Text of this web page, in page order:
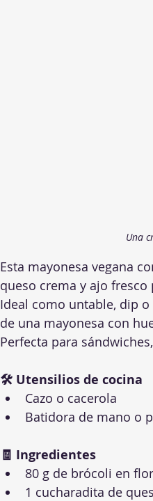
Una
Esta mayonesa vegana
queso crema y ajo
Ideal como untable, dip
de una mayonesa con
Perfecta para
🛠 Utensilios de cocina
Cazo o cacerola
Batidora de mano o
🧾 Ingredientes
80 g de brócoli en
1 cucharadita de